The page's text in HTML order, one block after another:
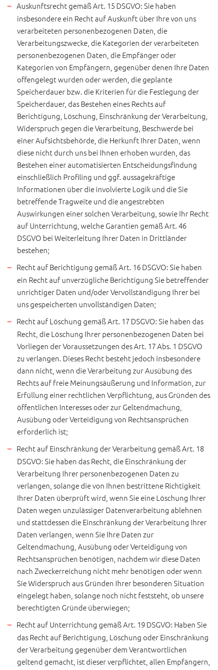
Auskunftsrecht gemäß Art. 15 DSGVO: Sie haben
insbesondere ein Recht auf Auskunft über Ihre von uns
verarbeiteten personenbezogenen Daten, die
Verarbeitungszwecke, die Kategorien der verarbeiteten
personenbezogenen Daten, die Empfänger oder
Kategorien von Empfängern, gegenüber denen Ihre Daten
offengelegt wurden oder werden, die geplante
Speicherdauer bzw. die Kriterien für die Festlegung der
Speicherdauer, das Bestehen eines Rechts auf
Berichtigung, Löschung, Einschränkung der Verarbeitung,
Widerspruch gegen die Verarbeitung, Beschwerde bei
einer Aufsichtsbehörde, die Herkunft Ihrer Daten, wenn
diese nicht durch uns bei Ihnen erhoben wurden, das
Bestehen einer automatisierten Entscheidungsfindung
einschließlich Profiling und ggf. aussagekräftige
Informationen über die involvierte Logik und die Sie
betreffende Tragweite und die angestrebten
Auswirkungen einer solchen Verarbeitung, sowie Ihr Recht
auf Unterrichtung, welche Garantien gemäß Art. 46
DSGVO bei Weiterleitung Ihrer Daten in Drittländer
bestehen;
Recht auf Berichtigung gemäß Art. 16 DSGVO: Sie haben
ein Recht auf unverzügliche Berichtigung Sie betreffender
unrichtiger Daten und/oder Vervollständigung Ihrer bei
uns gespeicherten unvollständigen Daten;
Recht auf Löschung gemäß Art. 17 DSGVO: Sie haben das
Recht, die Löschung Ihrer personenbezogenen Daten bei
Vorliegen der Voraussetzungen des Art. 17 Abs. 1 DSGVO
zu verlangen. Dieses Recht besteht jedoch insbesondere
dann nicht, wenn die Verarbeitung zur Ausübung des
Rechts auf freie Meinungsäußerung und Information, zur
Erfüllung einer rechtlichen Verpflichtung, aus Gründen des
öffentlichen Interesses oder zur Geltendmachung,
Ausübung oder Verteidigung von Rechtsansprüchen
erforderlich ist;
Recht auf Einschränkung der Verarbeitung gemäß Art. 18
DSGVO: Sie haben das Recht, die Einschränkung der
Verarbeitung Ihrer personenbezogenen Daten zu
verlangen, solange die von Ihnen bestrittene Richtigkeit
Ihrer Daten überprüft wird, wenn Sie eine Löschung Ihrer
Daten wegen unzulässiger Datenverarbeitung ablehnen
und stattdessen die Einschränkung der Verarbeitung Ihrer
Daten verlangen, wenn Sie Ihre Daten zur
Geltendmachung, Ausübung oder Verteidigung von
Rechtsansprüchen benötigen, nachdem wir diese Daten
nach Zweckerreichung nicht mehr benötigen oder wenn
Sie Widerspruch aus Gründen Ihrer besonderen Situation
eingelegt haben, solange noch nicht feststeht, ob unsere
berechtigten Gründe überwiegen;
Recht auf Unterrichtung gemäß Art. 19 DSGVO: Haben Sie
das Recht auf Berichtigung, Löschung oder Einschränkung
der Verarbeitung gegenüber dem Verantwortlichen
geltend gemacht, ist dieser verpflichtet, allen Empfängern,